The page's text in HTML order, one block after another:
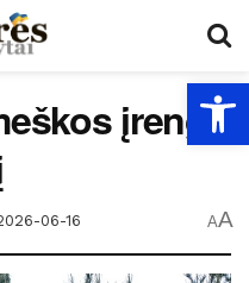
įrengs
06-16 AA